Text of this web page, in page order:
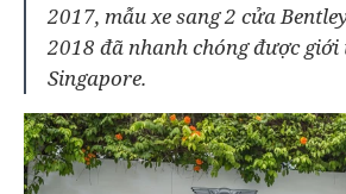
2017, mẫu xe sang 2 cửa
2018 đã nhanh chóng được
Singapore.